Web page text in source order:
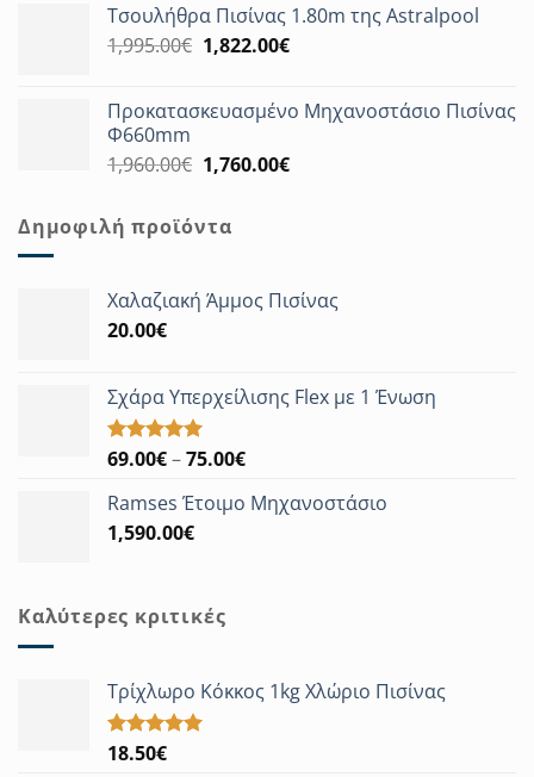
2,375.00€. είναι:
2,161.00€.
Τσουλήθρα Πισίνας 1.80m της Astralpool
1,995.00€ Original
1,995.00€.
1,822.00€Η
είναι:
Προκατασκευασμένο Μηχανοστάσιο Πισίνας
Φ660mm
1,960.00€ Original
1,960.00€.
1,760.00€Η
Δημοφιλή προϊόντα
Χαλαζιακή Άμμος Πισίνας
20.00€
Σχάρα Υπερχείλισης Flex με 1 Ένωση
Βαθμολογήθηκε
από 5
69.00€–75.00€Price
69.00€
Ramses Έτοιμο Μηχανοστάσιο
1,590.00€
Καλύτερες κριτικές
Τρίχλωρο Κόκκος 1kg Χλώριο Πισίνας
Βαθμολογήθηκε
18.50€